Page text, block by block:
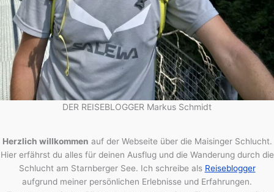
DER REISEBLOGGER Markus Schmidt
Herzlich willkommen auf der Webseite über die Maisinger Schlucht.
Hier erfährst du alles für deinen Ausflug und die Wanderung durch die
Schlucht am Starnberger See. Ich schreibe als Reiseblogger
aufgrund meiner persönlichen Erlebnisse und Erfahrungen.